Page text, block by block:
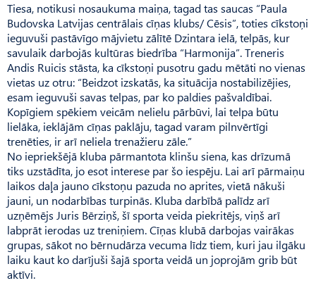
Tiesa, notikusi nosaukuma maiņa, tagad tas saucas “Paula
Budovska Latvijas centrālais cīņas klubs/ Cēsis”, toties cīkstoņi
ieguvuši pastāvīgo mājvietu zālītē Dzintara ielā, telpās, kur
savulaik darbojās kultūras biedrība “Har­mo­nija”. Treneris
Andis Ruicis stāsta, ka cīkstoņi pusotru gadu mētāti no vienas
vietas uz otru: “Beidzot izskatās, ka situācija nostabilizējies,
esam ieguvuši savas telpas, par ko paldies pašvaldībai.
Kopīgiem spēkiem veicām nelielu pārbūvi, lai telpa būtu
lielāka, ieklājām cīņas paklāju, tagad varam pilnvērtīgi
trenēties, ir arī neliela trenažieru zāle.”
No iepriekšējā kluba pārmantota klinšu siena, kas drīzumā
tiks uzstādīta, jo esot interese par šo iespēju. Lai arī pārmaiņu
laikos daļa jauno cīkstoņu pazuda no aprites, vietā nākuši
jauni, un nodarbības turpinās. Kluba darbībā palīdz arī
uzņēmējs Juris Bērziņš, šī sporta veida piekritējs, viņš arī
labprāt ierodas uz treniņiem. Cīņas klubā darbojas vairākas
grupas, sākot no bērnudārza vecuma līdz tiem, kuri jau ilgāku
laiku kaut ko darījuši šajā sporta veidā un joprojām grib būt
aktīvi.